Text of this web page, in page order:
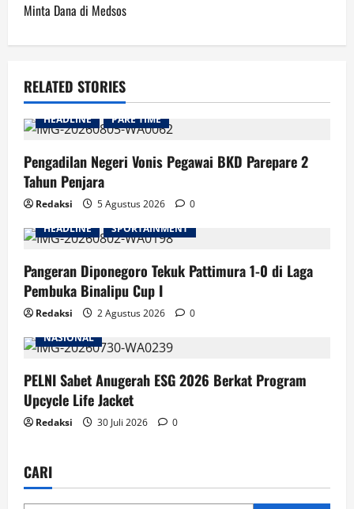
Minta Dana di Medsos
RELATED STORIES
HEADLINE PARE TIME
Pengadilan Negeri Vonis Pegawai BKD Parepare 2
Tahun Penjara
Redaksi 5 Agustus 2026
0
HEADLINE
SPORTAINMENT
Pangeran Diponegoro Tekuk Pattimura 1-0 di Laga
Pembuka Binalipu Cup I
Redaksi 2 Agustus 2026
0
NASIONAL
PELNI Sabet Anugerah ESG 2026 Berkat Program
Upcycle Life Jacket
Redaksi 30 Juli 2026 0
CARI